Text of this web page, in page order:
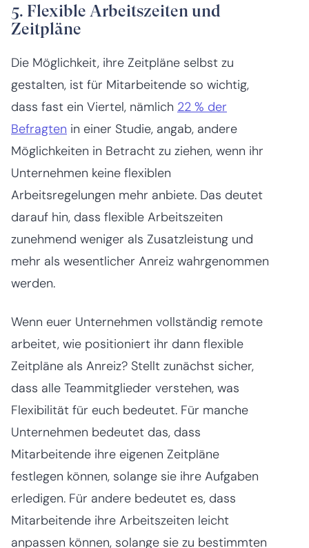
5. Flexible Arbeitszeiten und
Zeitpläne
Die Möglichkeit, ihre Zeitpläne selbst zu
gestalten, ist für Mitarbeitende so wichtig,
dass fast ein Viertel, nämlich 22 % der
Befragten in einer Studie, angab, andere
Möglichkeiten in Betracht zu ziehen, wenn ihr
Unternehmen keine flexiblen
Arbeitsregelungen mehr anbiete. Das deutet
darauf hin, dass flexible Arbeitszeiten
zunehmend weniger als Zusatzleistung und
mehr als wesentlicher Anreiz wahrgenommen
werden.
Wenn euer Unternehmen vollständig remote
arbeitet, wie positioniert ihr dann flexible
Zeitpläne als Anreiz? Stellt zunächst sicher,
dass alle Teammitglieder verstehen, was
Flexibilität für euch bedeutet. Für manche
Unternehmen bedeutet das, dass
Mitarbeitende ihre eigenen Zeitpläne
festlegen können, solange sie ihre Aufgaben
erledigen. Für andere bedeutet es, dass
Mitarbeitende ihre Arbeitszeiten leicht
anpassen können, solange sie zu bestimmten